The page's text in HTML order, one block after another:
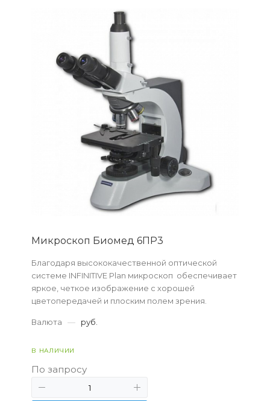
Микpоскоп Биомед 6ПР3
Благодаря высококачественной оптической
системе INFINITIVE Plan микроскоп обеспечивает
яркое, четкое изображение с хорошей
цветопередачей и плоским полем зрения.
Валюта — руб.
В НАЛИЧИИ
По запросу